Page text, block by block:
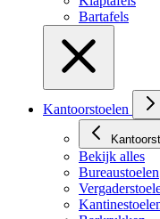
Bartafels
Kantoorstoelen
Bekijk alles
Bureaustoelen